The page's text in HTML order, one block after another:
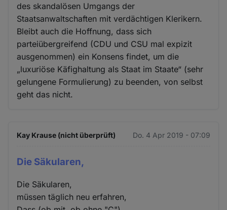
des skandalösen Umgangs der
Staatsanwaltschaften mit verdächtigen Klerikern.
Bleibt auch die Hoffnung, dass sich
parteiübergreifend (CDU und CSU mal expizit
ausgenommen) ein Konsens findet, um die
„luxuriöse Käfighaltung als Staat im Staate“ (sehr
gelungene Formulierung) zu beenden, von selbst
geht das nicht.
Kay Krause (nicht überprüft) Do. 4 Apr 2019 - 07:09
Die Säkularen,
Die Säkularen,
müssen täglich neu erfahren,